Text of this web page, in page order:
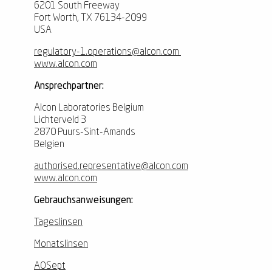
6201 South Freeway
Fort Worth, TX 76134-2099
USA
regulatory-1.operations@alcon.com
www.alcon.com
Ansprechpartner:
Alcon Laboratories Belgium
Lichterveld 3
2870 Puurs-Sint-Amands
Belgien
authorised.representative@alcon.com
www.alcon.com
Gebrauchsanweisungen:
Tageslinsen
Monatslinsen
AOSept